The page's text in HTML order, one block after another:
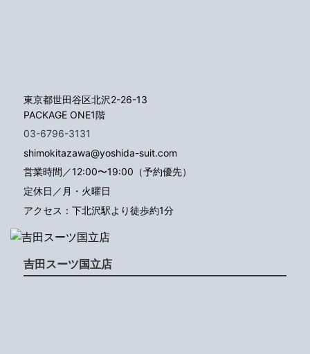
東京都世田谷区北沢2-26-13
PACKAGE ONE1階
03-6796-3131
shimokitazawa@yoshida-suit.com
営業時間／12:00〜19:00（予約優先）
定休日／月・火曜日
アクセス：下北沢駅より徒歩約1分
吉田スーツ国立店